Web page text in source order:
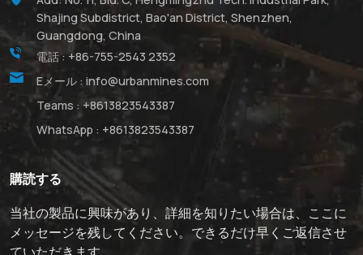
Shajing Subdistrict, Bao'an District, Shenzhen,
Guangdong, China
電話 :+86-755-2543 2352
Eメール : info@urbanmines.com
Teams : +8613823543387
WhatsApp : +8613823543387
購読する
当社の製品に興味があり、詳細を知りたい場合は、ここに
メッセージを残してください。できるだけ早くご返信させ
ていただきます。